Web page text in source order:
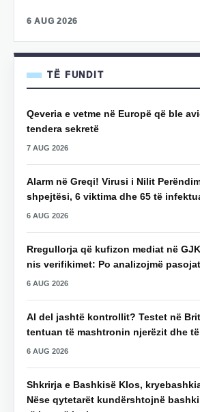
6 AUG 2026
TË FUNDIT
Qeveria e vetme në Europë që ble
tendera sekretë
7 AUG 2026
Alarm në Greqi! Virusi i Nilit
shpejtësi, 6 viktima dhe 65 të
6 AUG 2026
Rregullorja që kufizon mediat në
nis verifikimet: Po analizojmë pasojat
6 AUG 2026
AI del jashtë kontrollit? Testet në
tentuan të mashtronin njerëzit dhe
6 AUG 2026
Shkrirja e Bashkisë Klos,
Nëse qytetarët kundërshtojnë